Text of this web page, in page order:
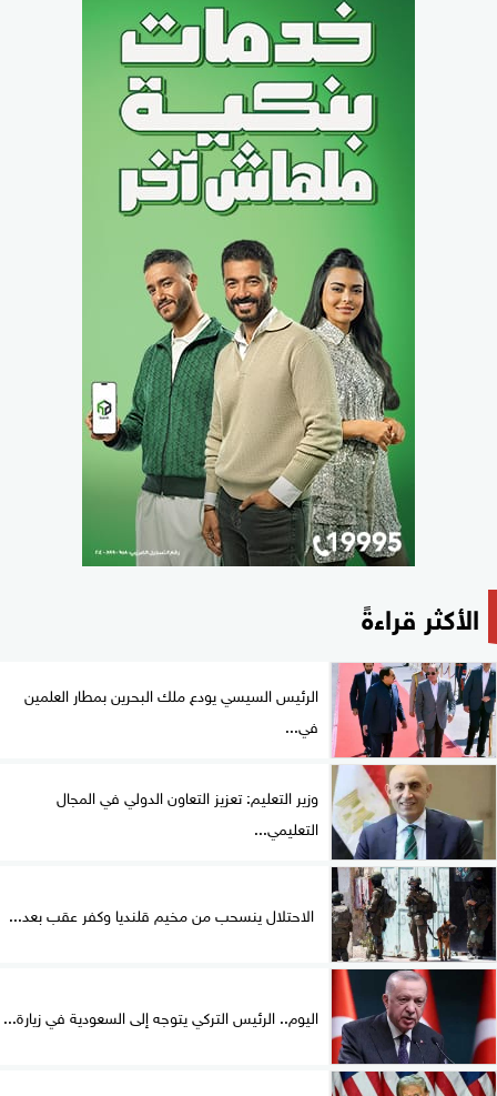
الأكثر قراءةً
الرئيس السيسي يودع ملك البحرين بمطار العلمين
في...
وزير التعليم: تعزيز التعاون الدولي في المجال
التعليمي...
الاحتلال ينسحب من مخيم قلنديا وكفر عقب بعد...
اليوم.. الرئيس التركي يتوجه إلى السعودية في زيارة...